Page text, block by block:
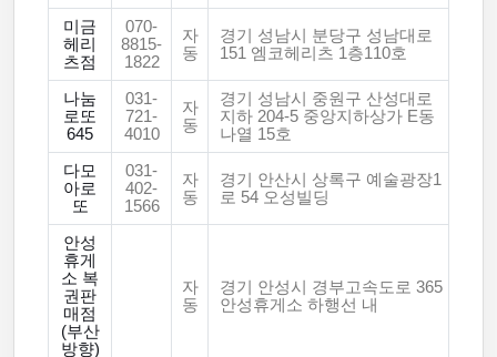
미금
헤리
츠점
070-
8815-
1822
자
동
경기 성남시 분당구 성남대로
151 엠코헤리츠 1층110호
나눔
로또
645
031-
721-
4010
자
동
경기 성남시 중원구 산성대로
지하 204-5 중앙지하상가 E동
나열 15호
다모
아로
또
031-
402-
1566
자
동
경기 안산시 상록구 예술광장1
로 54 오성빌딩
안성
휴게
소 복
권판
매점
(부산
방향)
자
동
경기 안성시 경부고속도로 365
안성휴게소 하행선 내